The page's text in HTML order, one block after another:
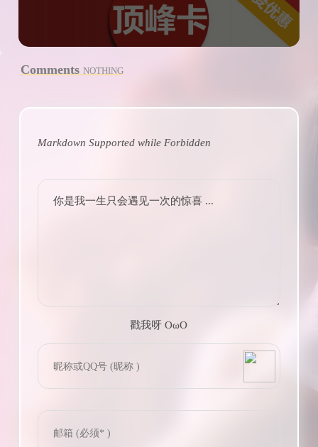
Comments NOTHING
Markdown Supported whileForbidden
你是我一生只会遇见一次的惊喜 ...
戳我呀 OωO
Tieba